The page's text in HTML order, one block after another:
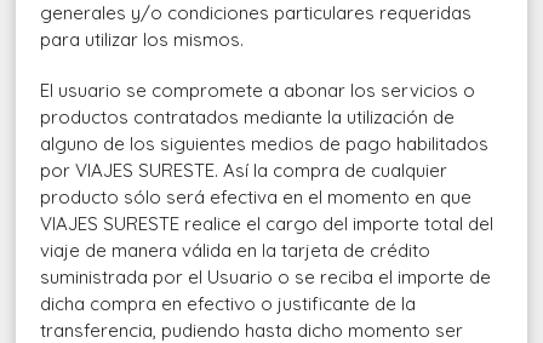
generales y/o condiciones particulares requeridas
para utilizar los mismos.
El usuario se compromete a abonar los servicios o
productos contratados mediante la utilización de
alguno de los siguientes medios de pago habilitados
por VIAJES SURESTE. Así la compra de cualquier
producto sólo será efectiva en el momento en que
VIAJES SURESTE realice el cargo del importe total del
viaje de manera válida en la tarjeta de crédito
suministrada por el Usuario o se reciba el importe de
dicha compra en efectivo o justificante de la
transferencia, pudiendo hasta dicho momento ser